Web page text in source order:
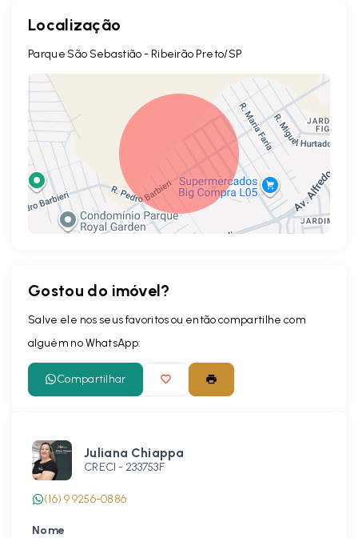
Localização
Parque São Sebastião - Ribeirão Preto/SP
Gostou do imóvel?
Salve ele nos seus favoritos ou então compartilhe com
alguém no WhatsApp:
Compartilhar
Juliana Chiappa
CRECI - 233753F
(16) 9 9256-0886
Nome